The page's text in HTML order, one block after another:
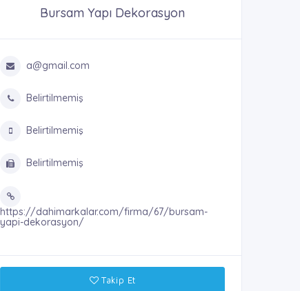
Bursam Yapı Dekorasyon
a@gmail.com
Belirtilmemiş
Belirtilmemiş
Belirtilmemiş
https://dahimarkalar.com/firma/67/bursam-
yapi-dekorasyon/
Takip Et